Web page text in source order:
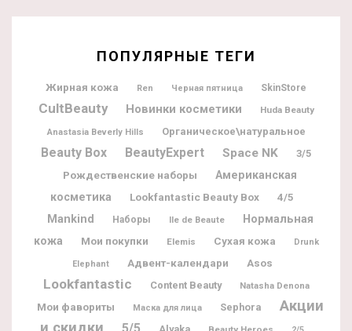
ПОПУЛЯРНЫЕ ТЕГИ
Жирная кожа Ren Черная пятница SkinStore
CultBeauty Новинки косметики Huda Beauty
Anastasia Beverly Hills Органическое\натуральное
Beauty Box BeautyExpert Space NK 3/5
Рождественские наборы
Американская
косметика
Lookfantastic Beauty Box 4/5
Mankind Наборы Ile de Beaute
Нормальная
кожа
Мои покупки Elemis Сухая кожа Drunk
Elephant Адвент-календари Asos
Lookfantastic Content Beauty Natasha Denona
Мои фавориты Маска для лица Sephora
Акции